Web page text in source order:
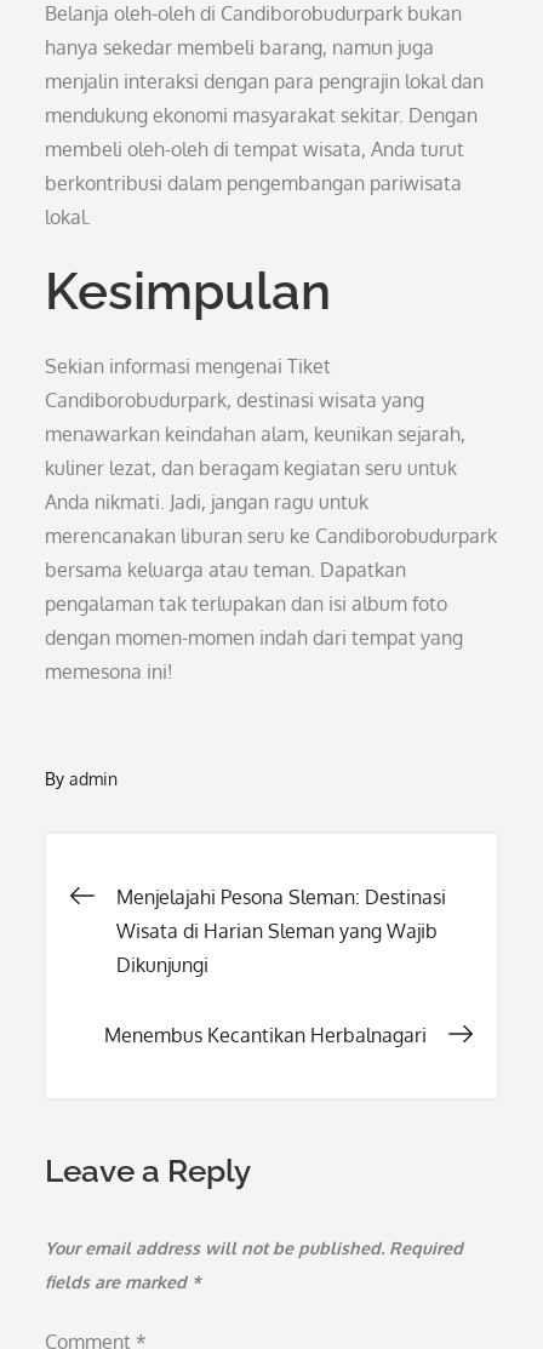
Belanja oleh-oleh di Candiborobudurpark bukan
hanya sekedar membeli barang, namun juga
menjalin interaksi dengan para pengrajin lokal dan
mendukung ekonomi masyarakat sekitar. Dengan
membeli oleh-oleh di tempat wisata, Anda turut
berkontribusi dalam pengembangan pariwisata
lokal.
Kesimpulan
Sekian informasi mengenai Tiket
Candiborobudurpark, destinasi wisata yang
menawarkan keindahan alam, keunikan sejarah,
kuliner lezat, dan beragam kegiatan seru untuk
Anda nikmati. Jadi, jangan ragu untuk
merencanakan liburan seru ke Candiborobudurpark
bersama keluarga atau teman. Dapatkan
pengalaman tak terlupakan dan isi album foto
dengan momen-momen indah dari tempat yang
memesona ini!
Byadmin
Post
navigation
Menjelajahi Pesona Sleman: Destinasi
Wisata di Harian Sleman yang Wajib
Dikunjungi
Menembus Kecantikan Herbalnagari
Leave a Reply
Your email address will not be published. Required
fields are marked *
Comment *